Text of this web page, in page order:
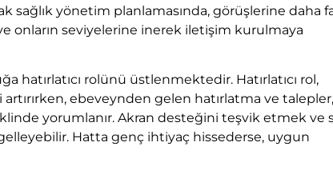
sağlık yönetim planlamasında, görüşlerine daha
onların seviyelerine inerek iletişim kurulmaya
rolünü üstlenmektedir. Hatırlatıcı rol,
ebeveynden gelen hatırlatma ve talepler,
yorumlanır. Akran desteğini teşvik etmek ve
Hatta genç ihtiyaç hissederse, uygun